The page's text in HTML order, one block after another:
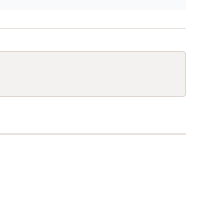
てはどうかなという感じ